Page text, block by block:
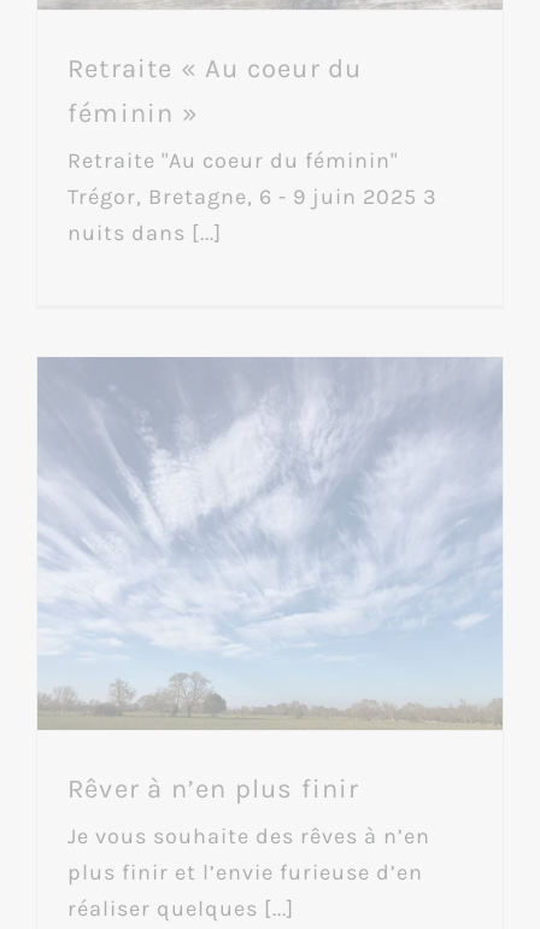
Retraite « Au coeur du
féminin »
Retraite "Au coeur du féminin"
Trégor, Bretagne, 6 - 9 juin 2025 3
nuits dans [...]
Rêver à n’en plus finir
Je vous souhaite des rêves à n’en
plus finir et l’envie furieuse d’en
réaliser quelques [...]